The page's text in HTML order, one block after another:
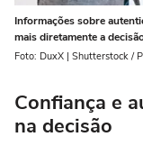
Informações sobre
mais diretamente a
Foto: DuxX | Shutterstock /
Confiança e
na decisão